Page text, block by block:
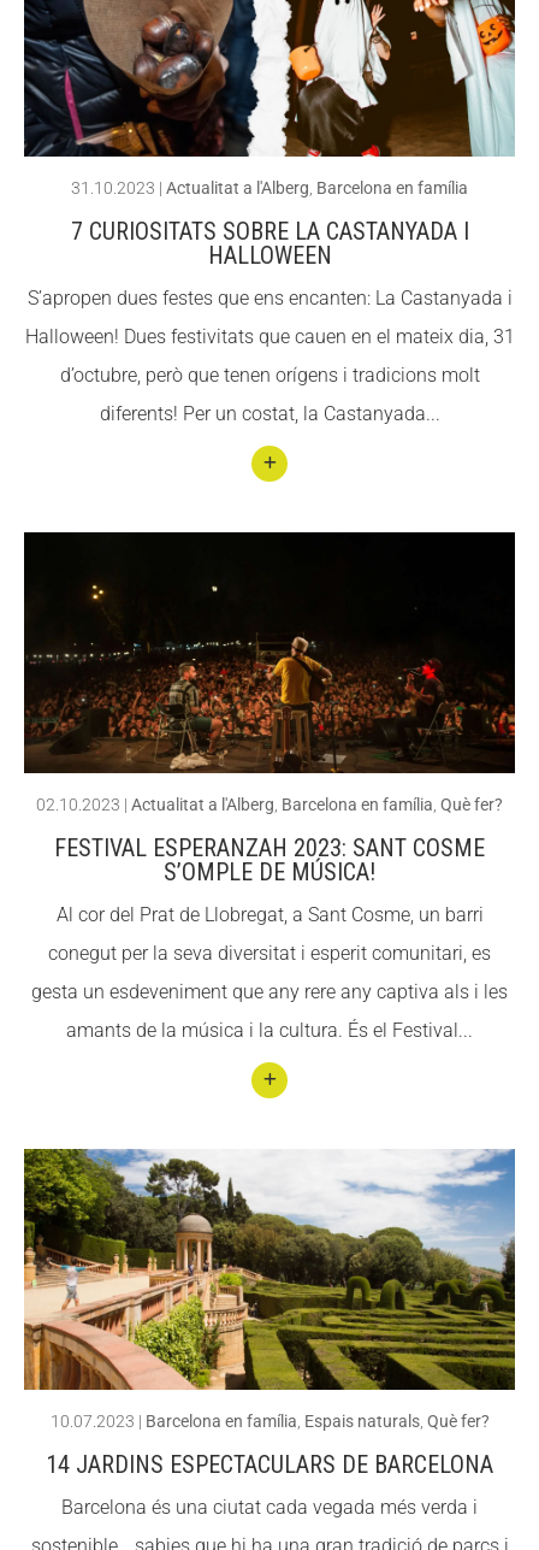
Trave
una
viatja
r
31.10.2023 | Actualitat a l'Alberg Barcelona en família
7 CURIOSITATS SOBRE LA CASTANYADA I
HALLOWEEN
S’apropen dues festes que ens encanten: La Castanyada i
Halloween! Dues festivitats que cauen en el mateix dia, 31
d’octubre, però que tenen orígens i tradicions molt
diferents! Per un costat, la Castanyada...
nuar
Curio
sitats
sobre
la
da i
02.10.2023 | Actualitat a l'Alberg Barcelona en família Què fer?
FESTIVAL ESPERANZAH 2023: SANT COSME
S’OMPLE DE MÚSICA!
Al cor del Prat de Llobregat, a Sant Cosme, un barri
conegut per la seva diversitat i esperit comunitari, es
gesta un esdeveniment que any rere any captiva als i les
amants de la música i la cultura. És el Festival...
nuar
t
Festi
val
Esper
anza
Sant
10.07.2023 | Barcelona en família Espais naturals, Què fer?
14 JARDINS ESPECTACULARS DE BARCELONA
Barcelona és una ciutat cada vegada més verda i
Xarxes socials
COL·LABORA
Fes voluntariat
Fes un donatiu
Treballa amb nosaltres
Xarxes socials
COL·LABORA
Fes voluntariat
Fes un donatiu
Treballa amb nosaltres